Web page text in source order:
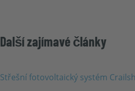
Další zajímavé články